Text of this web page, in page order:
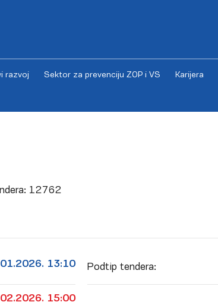
razvoj Sektor za prevenciju ZOP i VS Karijera
12762
13:10
15:00
Podtip tendera: